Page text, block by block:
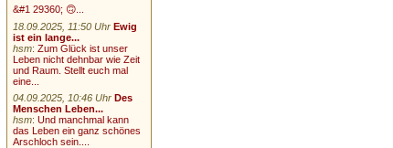
&#1 29360; 🙃...
18.09.2025, 11:50 Uhr Ewig
ist ein lange...
hsm:Zum Glück ist unser
Leben nicht dehnbar wie Zeit
und Raum. Stellt euch mal
eine...
04.09.2025, 10:46 Uhr Des
Menschen Leben...
hsm:Und manchmal kann
das Leben ein ganz schönes
Arschloch sein....